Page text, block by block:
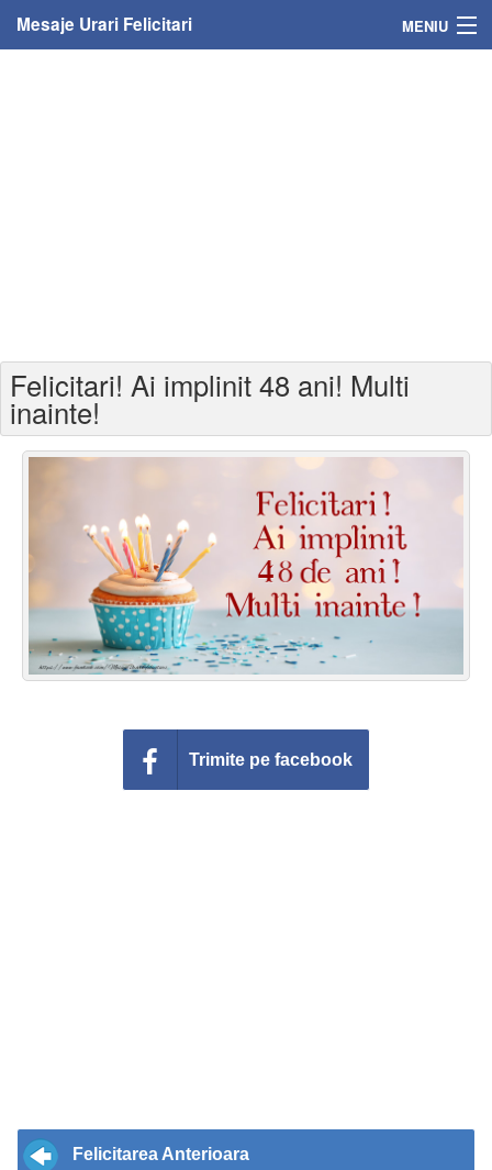
Mesaje Urari Felicitari MENIU
Felicitari varsta
Felicitari zilele anului
Felicitari muzicale
Felicitari muzicale personalizate
Felicitari animate
Conecteaza-te
Felicitari! Ai implinit 48 ani! Multi
inainte!
Trimite pe facebook
Felicitarea Anterioara